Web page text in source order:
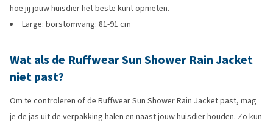
hoe jij jouw huisdier het beste kunt opmeten.
Large: borstomvang: 81-91 cm
Wat als de Ruffwear Sun Shower Rain Jacket
niet past?
Om te controleren of de Ruffwear Sun Shower Rain Jacket past, mag
je de jas uit de verpakking halen en naast jouw huisdier houden. Zo kun